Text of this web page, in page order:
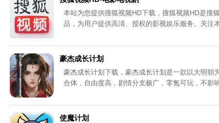
本站为您提供搜狐视频HD下载，搜狐视频HD是搜
品，为用户提供高清、授权的影视娱乐服务。关注
豪杰成长计划
豪杰成长计划下载，豪杰成长计划是一款以大明朝
合体，自由度高，剧情分支极广，零氪可玩，不影
使魔计划